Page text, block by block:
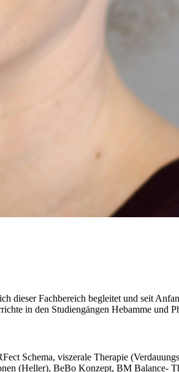
dieser Fachbereich begleitet und seit
in den Studiengängen Hebamme und
Schema, viszerale Therapie
(Heller), BeBo Konzept, BM Balance-